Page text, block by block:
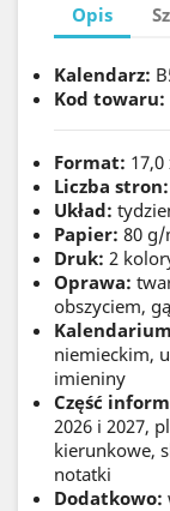
Opis
Kalendarz:
Kod towaru:
Format: 17,0
Liczba stron:
Układ:
Papier: 80 g/
Druk: 2
Oprawa:
obszyciem,
niemieckim,
imieniny
Część
2026 i 2027,
kierunkowe,
notatki
Dodatkowo: